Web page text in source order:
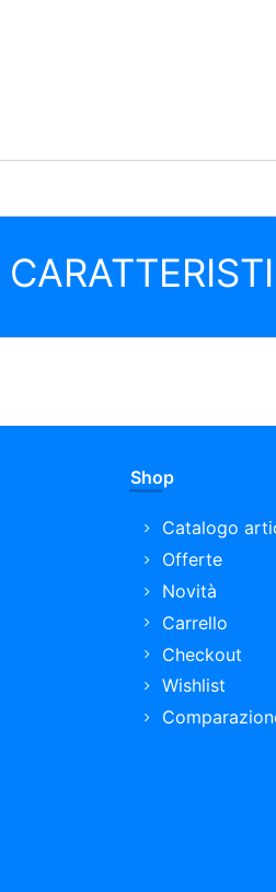
Shop
Catalogo
Offerte
Novità
Carrello
Checkout
Wishlist